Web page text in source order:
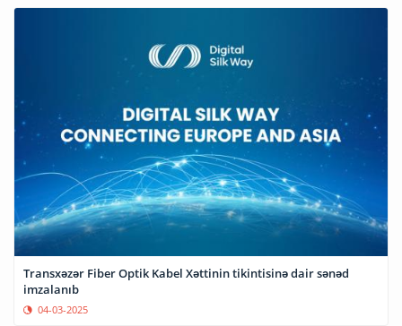
Transxəzər Fiber Optik Kabel Xəttinin tikintisinə dair sənəd
imzalanıb
04-03-2025